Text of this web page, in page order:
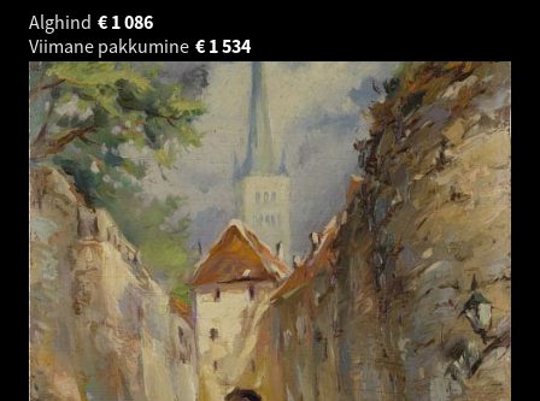
Alghind 1 086
€
Viimane pakkumine
1 534
€